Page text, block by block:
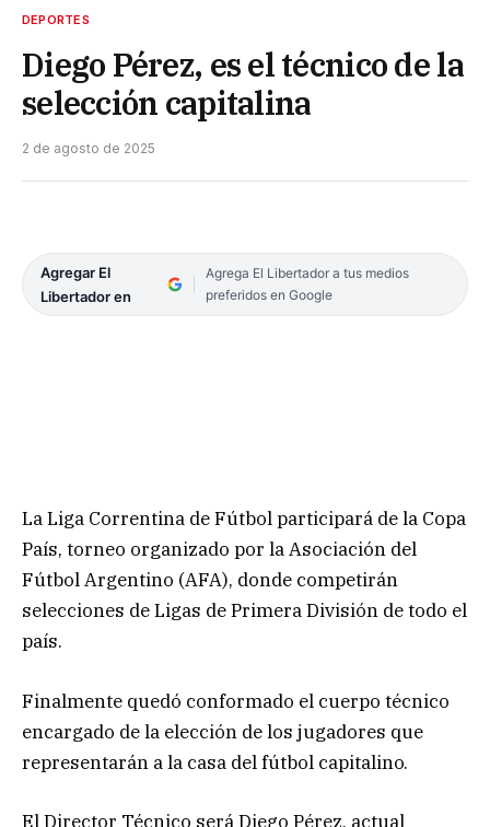
DEPORTES
Diego Pérez, es el técnico de la
selección capitalina
2 de agosto de 2025
Agregar El
Libertador en
Agrega El Libertador a tus medios
preferidos en Google
La Liga Correntina de Fútbol participará de la Copa
País, torneo organizado por la Asociación del
Fútbol Argentino (AFA), donde competirán
selecciones de Ligas de Primera División de todo el
país.
Finalmente quedó conformado el cuerpo técnico
encargado de la elección de los jugadores que
representarán a la casa del fútbol capitalino.
El Director Técnico será Diego Pérez, actual